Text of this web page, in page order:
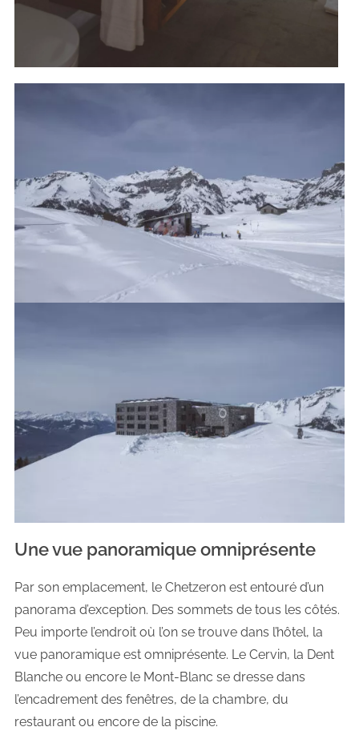
Une vue panoramique omniprésente
Par son emplacement, le Chetzeron est entouré d’un
panorama d’exception. Des sommets de tous les côtés.
Peu importe l’endroit où l’on se trouve dans l’hôtel, la
vue panoramique est omniprésente. Le Cervin, la Dent
Blanche ou encore le Mont-Blanc se dresse dans
l’encadrement des fenêtres, de la chambre, du
restaurant ou encore de la piscine.